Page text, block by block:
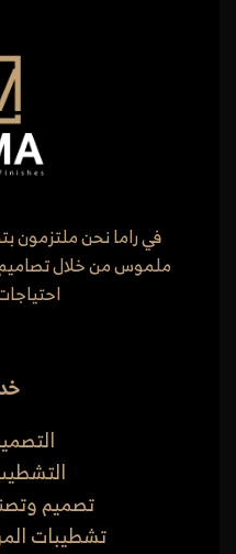
في راما نحن ملتزمون
ملموس من خلال
تصميم
تشطيبات